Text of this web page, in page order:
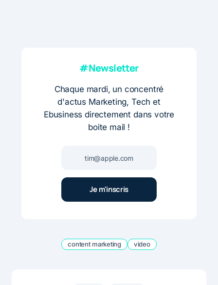
#Newsletter
Chaque mardi, un concentré
d'actus Marketing, Tech et
Ebusiness directement dans votre
boite mail !
content marketing video